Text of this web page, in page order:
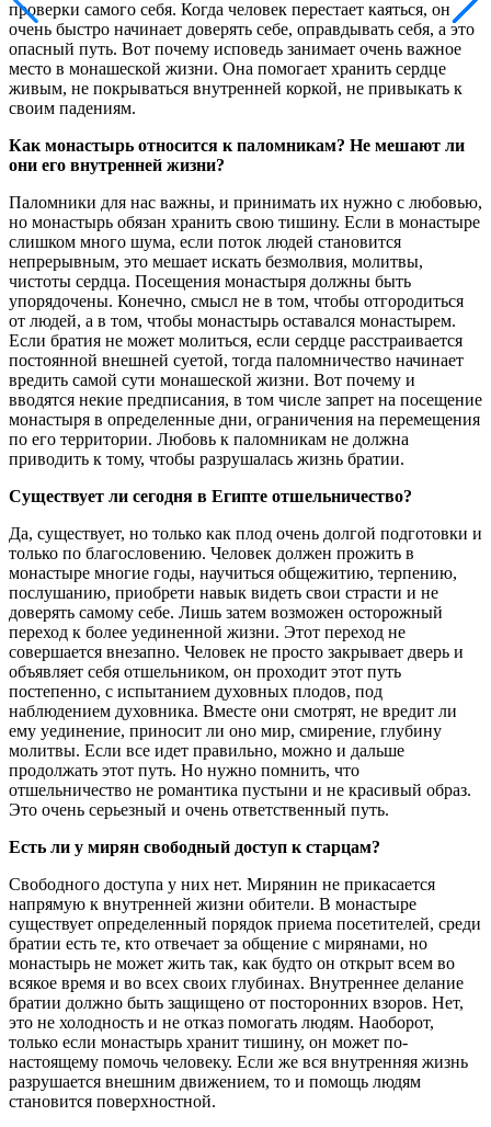
проверки самого себя. Когда человек перестает каяться, он
очень быстро начинает доверять себе, оправдывать себя, а это
опасный путь. Вот почему исповедь занимает очень важное
место в монашеской жизни. Она помогает хранить сердце
живым, не покрываться внутренней коркой, не привыкать к
своим падениям.
Как монастырь относится к паломникам? Не мешают ли
они его внутренней жизни?
Паломники для нас важны, и принимать их нужно с любовью,
но монастырь обязан хранить свою тишину. Если в монастыре
слишком много шума, если поток людей становится
непрерывным, это мешает искать безмолвия, молитвы,
чистоты сердца. Посещения монастыря должны быть
упорядочены. Конечно, смысл не в том, чтобы отгородиться
от людей, а в том, чтобы монастырь оставался монастырем.
Если братия не может молиться, если сердце расстраивается
постоянной внешней суетой, тогда паломничество начинает
вредить самой сути монашеской жизни. Вот почему и
вводятся некие предписания, в том числе запрет на посещение
монастыря в определенные дни, ограничения на перемещения
по его территории. Любовь к паломникам не должна
приводить к тому, чтобы разрушалась жизнь братии.
Существует ли сегодня в Египте отшельничество?
Да, существует, но только как плод очень долгой подготовки и
только по благословению. Человек должен прожить в
монастыре многие годы, научиться общежитию, терпению,
послушанию, приобрети навык видеть свои страсти и не
доверять самому себе. Лишь затем возможен осторожный
переход к более уединенной жизни. Этот переход не
совершается внезапно. Человек не просто закрывает дверь и
объявляет себя отшельником, он проходит этот путь
постепенно, с испытанием духовных плодов, под
наблюдением духовника. Вместе они смотрят, не вредит ли
ему уединение, приносит ли оно мир, смирение, глубину
молитвы. Если все идет правильно, можно и дальше
продолжать этот путь. Но нужно помнить, что
отшельничество не романтика пустыни и не красивый образ.
Это очень серьезный и очень ответственный путь.
Есть ли у мирян свободный доступ к старцам?
Свободного доступа у них нет. Мирянин не прикасается
напрямую к внутренней жизни обители. В монастыре
существует определенный порядок приема посетителей, среди
братии есть те, кто отвечает за общение с мирянами, но
монастырь не может жить так, как будто он открыт всем во
всякое время и во всех своих глубинах. Внутреннее делание
братии должно быть защищено от посторонних взоров. Нет,
это не холодность и не отказ помогать людям. Наоборот,
только если монастырь хранит тишину, он может по-
настоящему помочь человеку. Если же вся внутренняя жизнь
разрушается внешним движением, то и помощь людям
становится поверхностной.